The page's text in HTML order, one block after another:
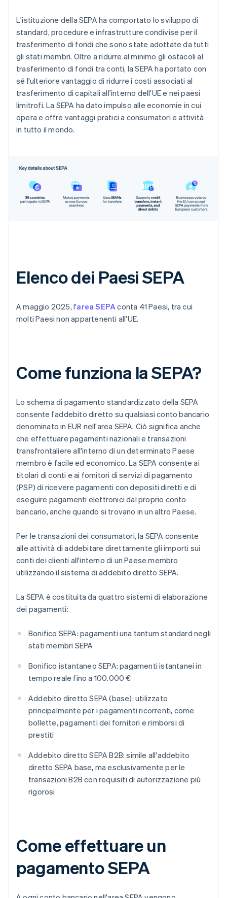
L'istituzione della SEPA ha comportato lo sviluppo di
standard, procedure e infrastrutture condivise per il
trasferimento di fondi che sono state adottate da tutti
gli stati membri. Oltre a ridurre al minimo gli ostacoli al
trasferimento di fondi tra conti, la SEPA ha portato con
sé l'ulteriore vantaggio di ridurre i costi associati al
trasferimento di capitali all'interno dell'UE e nei paesi
limitrofi. La SEPA ha dato impulso alle economie in cui
opera e offre vantaggi pratici a consumatori e attività
in tutto il mondo.
Elenco dei Paesi SEPA
A maggio 2025, l'area SEPA conta 41 Paesi, tra cui
molti Paesi non appartenenti all'UE.
Come funziona la SEPA?
Lo schema di pagamento standardizzato della SEPA
consente l'addebito diretto su qualsiasi conto bancario
denominato in EUR nell'area SEPA. Ciò significa anche
che effettuare pagamenti nazionali e transazioni
transfrontaliere all'interno di un determinato Paese
membro è facile ed economico. La SEPA consente ai
titolari di conti e ai fornitori di servizi di pagamento
(PSP) di ricevere pagamenti con depositi diretti e di
eseguire pagamenti elettronici dal proprio conto
bancario, anche quando si trovano in un altro Paese.
Per le transazioni dei consumatori, la SEPA consente
alle attività di addebitare direttamente gli importi sui
conti dei clienti all'interno di un Paese membro
utilizzando il sistema di addebito diretto SEPA.
La SEPA è costituita da quattro sistemi di elaborazione
dei pagamenti:
Bonifico SEPA: pagamenti una tantum standard negli
stati membri SEPA
Bonifico istantaneo SEPA: pagamenti istantanei in
tempo reale fino a 100.000 €
Addebito diretto SEPA (base): utilizzato
principalmente per i pagamenti ricorrenti, come
bollette, pagamenti dei fornitori e rimborsi di
prestiti
Addebito diretto SEPA B2B: simile all'addebito
diretto SEPA base, ma esclusivamente per le
transazioni B2B con requisiti di autorizzazione più
rigorosi
Come effettuare un
pagamento SEPA